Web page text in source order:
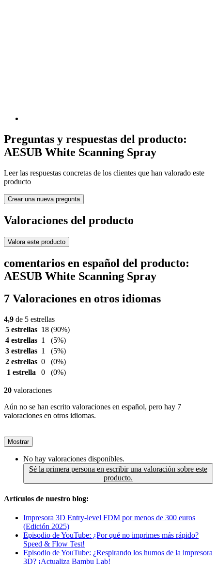
Preguntas y respuestas del producto:
AESUB White Scanning Spray
Leer las respuestas concretas de los clientes que han valorado este
producto
Crear una nueva pregunta
Valoraciones del producto
Valora este producto
comentarios en español del producto:
AESUB White Scanning Spray
7 Valoraciones en otros idiomas
4,9 de 5 estrellas
5 estrellas 18 (90%)
4 estrellas 1
(5%)
3 estrellas 1
(5%)
2 estrellas 0
(0%)
1 estrella
0 (0%)
20 valoraciones
Aún no se han escrito valoraciones en español, pero hay 7
valoraciones en otros idiomas.
Mostrar
No hay valoraciones disponibles.
Sé la primera persona en escribir una valoración sobre este
producto.
Artículos de nuestro blog:
Impresora 3D Entry-level FDM por menos de 300 euros
(Edición 2025)
Episodio de YouTube: ¿Por qué no imprimes más rápido?
Speed & Flow Test!
Episodio de YouTube: ¿Respirando los humos de la impresora
3D? ¡Actualiza Bambu Lab!